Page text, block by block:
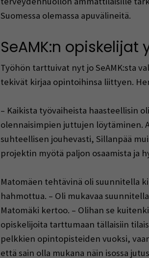
Suomessa olemassa apuvälineitä.
SeAMK:n
Työhön tarttuivat nyt jo SeAMK:sta
tekivät kirjaa opintoihinsa liittyen.
– Kaikista työvaiheista haasteellisin
olennaisimpien juttujen löytäminen.
suhteellisen jouhevasti, Sillanpää
projektin myötä paljon osaamista ja
Matomäen tehtävinä oli suunnitella
hahmottua. – Oli mukavaa
Matomäki kertoo. – Olihan se
opiskelijoita tarttumaan tällaisiin
pelkkien opintopisteiden vuoksi,
että sain olla mukana näin isossa